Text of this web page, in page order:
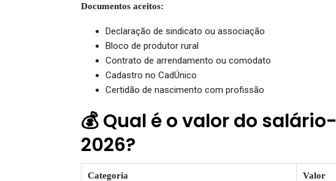
Documentos aceitos:
Declaração de sindicato ou associação
Bloco de produtor rural
Contrato de arrendamento ou comodato
Cadastro no CadÚnico
Certidão de nascimento com profissão
💰 Qual é o valor do
2026?
Categoria Valor